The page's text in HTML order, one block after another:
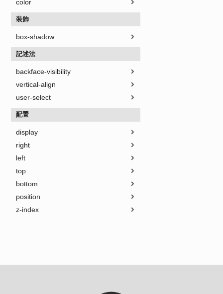
color
装飾
box-shadow
記述法
backface-visibility
vertical-align
user-select
配置
display
right
left
top
bottom
position
z-index